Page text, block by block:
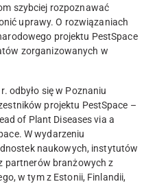
szybciej rozpoznawać
uprawy. O rozwiązaniach
projektu PestSpace
zorganizowanych w
odbyło się w Poznaniu
projektu PestSpace –
of Plant Diseases via a
W wydarzeniu
naukowych, instytutów
partnerów branżowych z
w tym z Estonii, Finlandii,